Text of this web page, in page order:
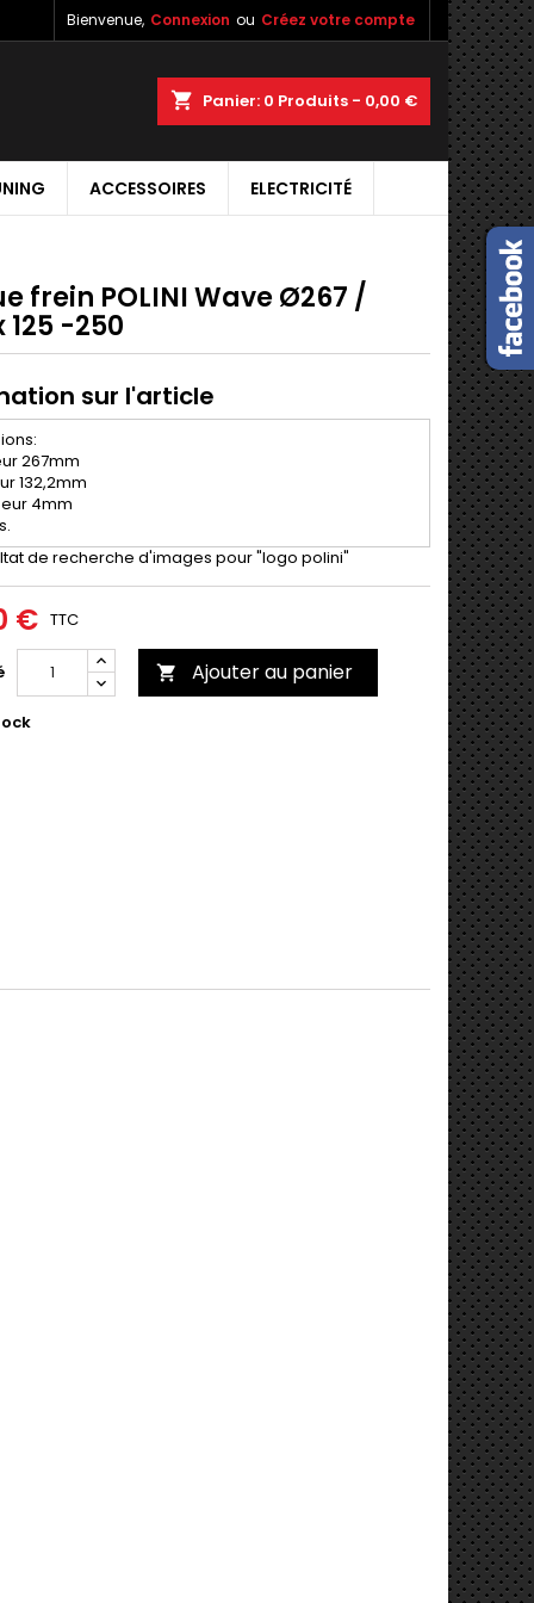
Bienvenue, Connexion ou Créez votre compte
shopping_cart Panier: 0 Produits - 0,00 €
ACCESSOIRES ELECTRICITÉ
frein POLINI Wave Ø267 /
-250
sur l'article
267mm
132,2mm
4mm
€ TTC
 Ajouter au panier